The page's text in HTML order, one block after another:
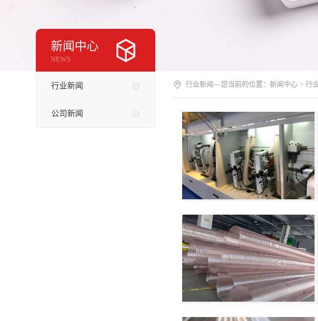
新闻中心
NEWS
行业新闻
公司新闻
行业新闻---您当前的位置： 新闻中心 > 行